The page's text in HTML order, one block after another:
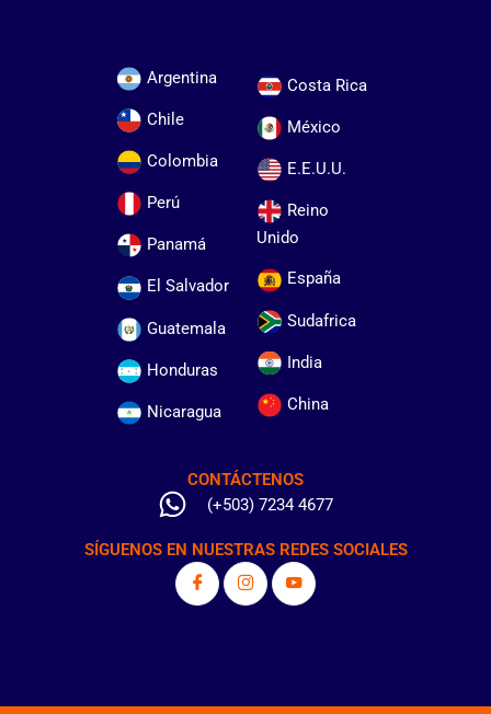
Argentina
Chile
Colombia
Perú
Panamá
El Salvador
Guatemala
Honduras
Nicaragua
Costa Rica
México
E.E.U.U.
Reino
Unido
España
Sudafrica
India
China
CONTÁCTENOS
(+503) 7234 4677
SÍGUENOS EN NUESTRAS REDES SOCIALES